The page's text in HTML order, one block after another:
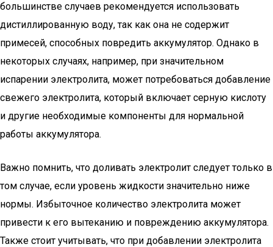
большинстве случаев рекомендуется использовать
дистиллированную воду, так как она не содержит
примесей, способных повредить аккумулятор. Однако в
некоторых случаях, например, при значительном
испарении электролита, может потребоваться добавление
свежего электролита, который включает серную кислоту
и другие необходимые компоненты для нормальной
работы аккумулятора.
Важно помнить, что доливать электролит следует только в
том случае, если уровень жидкости значительно ниже
нормы. Избыточное количество электролита может
привести к его вытеканию и повреждению аккумулятора.
Также стоит учитывать, что при добавлении электролита